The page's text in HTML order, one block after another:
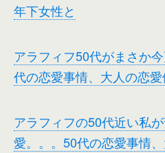
年下女性と
アラフィフ50代がまさか
代の恋愛事情、大人の恋
アラフィフの50代近い私
愛。。。50代の恋愛事情